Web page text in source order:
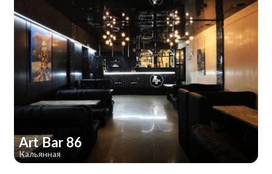
Art Bar 86
Кальянная